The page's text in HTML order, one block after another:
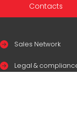
Contacts
Sales Network
Legal &